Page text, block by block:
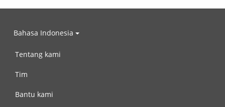
Bahasa Indonesia
Tentang kami
Tim
Bantu kami